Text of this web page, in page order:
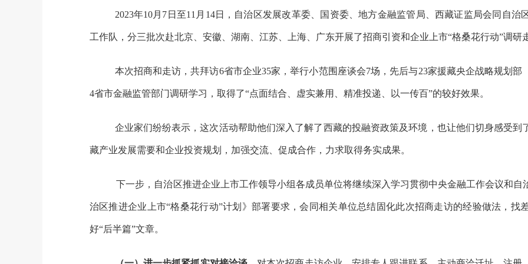
2023年10月 7 日至11月 14日，自治区发展改革委、国资委、地方金融监管局、西藏证监局会同自治
工作队，分三批次赴北京、安徽、湖南、江苏、上海、广东开展了招商引资和企业上市“格桑花行动”调研
本次招商和走访，共拜访6省市企业35家，举行小范围座谈会7场，先后与23家援藏央企战略规划部
4省市金融监管部门调研学习，取得了“点面结合、虚实兼用、精准投递、以一传百”的较好效果。
企业家们纷纷表示，这次活动帮助他们深入了解了西藏的投融资政策及环境，也让他们切身感受
藏产业发展需要和企业投资规划，加强交流、促成合作，力求取得务实成果。
下一步， 自治区推进企业上市工作领导小组各成员单位将继续深入学习贯彻中央金融工作会议和自
治区推进企业上市“格桑花行动”计划》部署要求，会同相关单位总结固化此次招商走访的经验做法，找
好“后半篇”文章。